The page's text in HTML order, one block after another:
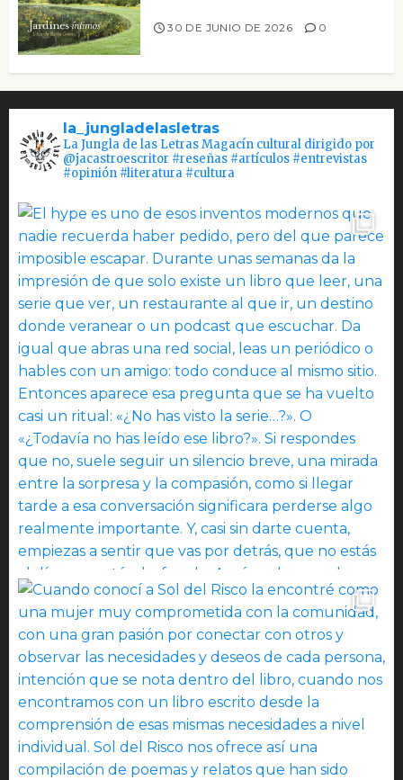
30 DE JUNIO DE 2026 0
la_jungladelasletras
La Jungla de las Letras Magacín cultural dirigido por
@jacastroescritor #reseñas #artículos #entrevistas
#opinión #literatura #cultura